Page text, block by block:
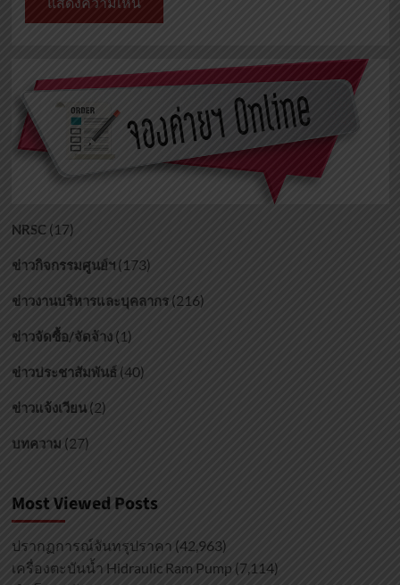
NRSC(17)
ข่าวกิจกรรมศูนย์ฯ(173)
ข่าวงานบริหารและบุคลากร(216)
ข่าวจัดซื้อ/จัดจ้าง(1)
ข่าวประชาสัมพันธ์(40)
ข่าวแจ้งเวียน(2)
บทความ (27)
Most Viewed Posts
ปรากฏการณ์จันทรุปราคา (42,963)
เครื่องตะบันน้ำ Hidraulic Ram Pump (7,114)